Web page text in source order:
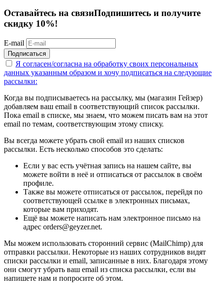
Оставайтесь на связиПодпишитесь и получите
скидку 10%!
E-mail
Подписаться
Я согласен/согласна на обработку своих персональных
данных указанным образом и хочу подписаться на следующие
рассылки:
Когда вы подписываетесь на рассылку, мы (магазин Гейзер)
добавляем ваш email в соответствующий список рассылки.
Пока email в списке, мы знаем, что можем писать вам на этот
email по темам, соответствующим этому списку.
Вы всегда можете убрать свой email из наших списков
рассылки. Есть несколько способов это сделать:
Если у вас есть учётная запись на нашем сайте, вы
можете войти в неё и отписаться от рассылок в своём
профиле.
Также вы можете отписаться от рассылок, перейдя по
соответствующей ссылке в электронных письмах,
которые вам приходят.
Ещё вы можете написать нам электронное письмо на
адрес orders@geyzer.net.
Мы можем использовать сторонний сервис (MailChimp) для
отправки рассылки. Некоторые из наших сотрудников видят
списки рассылки и email, записанные в них. Благодаря этому
они смогут убрать ваш email из списка рассылки, если вы
напишете нам и попросите об этом.